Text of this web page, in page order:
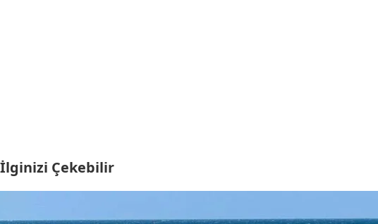
İlginizi Çekebilir